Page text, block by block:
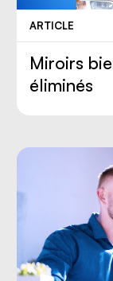
ARTICLE
Miroirs
éliminés